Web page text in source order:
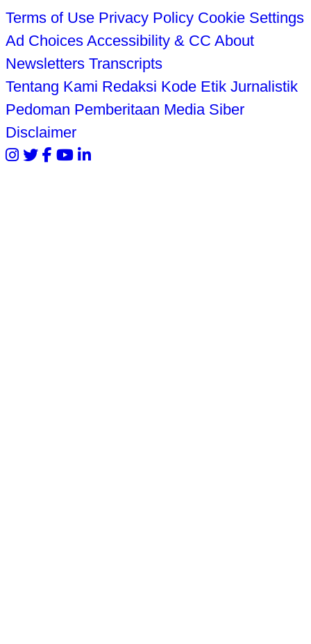
Terms of Use Privacy Policy Cookie Settings
Ad Choices Accessibility & CC About
Newsletters Transcripts
Tentang Kami Redaksi Kode Etik Jurnalistik
Pedoman Pemberitaan Media Siber
Disclaimer